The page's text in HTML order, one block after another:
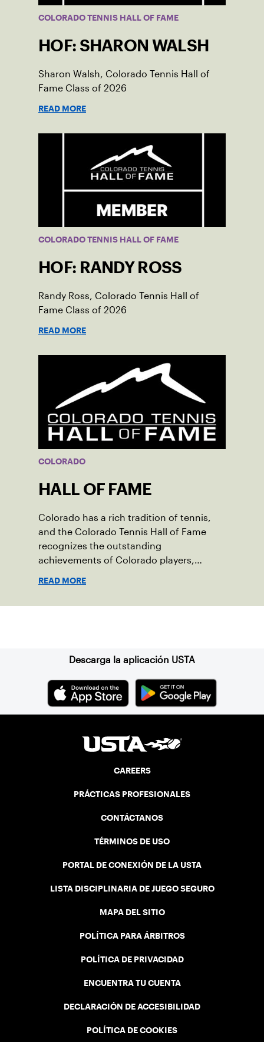
COLORADO TENNIS HALL OF FAME
HOF: SHARON WALSH
Sharon Walsh, Colorado Tennis Hall of
Fame Class of 2026
READ MORE
COLORADO TENNIS HALL OF FAME
HOF: RANDY ROSS
Randy Ross, Colorado Tennis Hall of
Fame Class of 2026
READ MORE
COLORADO
HALL OF FAME
Colorado has a rich tradition of tennis,
and the Colorado Tennis Hall of Fame
recognizes the outstanding
achievements of Colorado players,
READ MORE
Descarga la aplicación USTA
CAREERS
PRÁCTICAS PROFESIONALES
CONTÁCTANOS
TÉRMINOS DE USO
PORTAL DE CONEXIÓN DE LA USTA
LISTA DISCIPLINARIA DE JUEGO SEGURO
MAPA DEL SITIO
POLÍTICA PARA ÁRBITROS
POLÍTICA DE PRIVACIDAD
ENCUENTRA TU CUENTA
DECLARACIÓN DE ACCESIBILIDAD
POLÍTICA DE COOKIES